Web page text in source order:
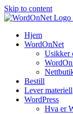
Skip to content
Hjem
WordOnNet
Usikker
Bestill
Lever materiell
WordPress
Hva er